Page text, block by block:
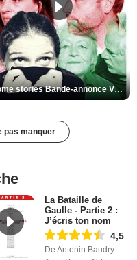
Home stories Bande-annonce VO STFR
pas manquer
La Bataille de
Gaulle - Partie 2 :
J’écris ton nom
4,5
De Antonin Baudry